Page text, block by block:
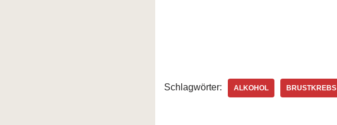
Schlagwörter: ALKOHOL BRUSTKREBS